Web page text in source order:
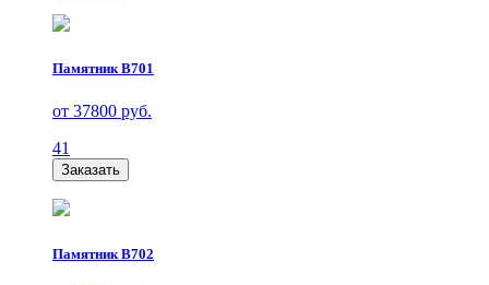
Памятник В701
от 37800 руб.
41
Заказать
Памятник В702